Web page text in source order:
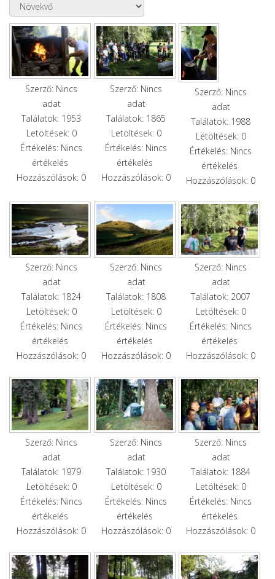
Szerző: Nincs
adat
Találatok: 1953
Letöltések: 0
Értékelés: Nincs
értékelés
Hozzászólások: 0
Szerző: Nincs
adat
Találatok: 1865
Letöltések: 0
Értékelés: Nincs
értékelés
Hozzászólások: 0
Szerző: Nincs
adat
Találatok: 1988
Letöltések: 0
Értékelés: Nincs
értékelés
Hozzászólások: 0
Szerző: Nincs
adat
Találatok: 1824
Letöltések: 0
Értékelés: Nincs
értékelés
Hozzászólások: 0
Szerző: Nincs
adat
Találatok: 1808
Letöltések: 0
Értékelés: Nincs
értékelés
Hozzászólások: 0
Szerző: Nincs
adat
Találatok: 2007
Letöltések: 0
Értékelés: Nincs
értékelés
Hozzászólások: 0
Szerző: Nincs
adat
Találatok: 1979
Letöltések: 0
Értékelés: Nincs
értékelés
Hozzászólások: 0
Szerző: Nincs
adat
Találatok: 1930
Letöltések: 0
Értékelés: Nincs
értékelés
Hozzászólások: 0
Szerző: Nincs
adat
Találatok: 1884
Letöltések: 0
Értékelés: Nincs
értékelés
Hozzászólások: 0